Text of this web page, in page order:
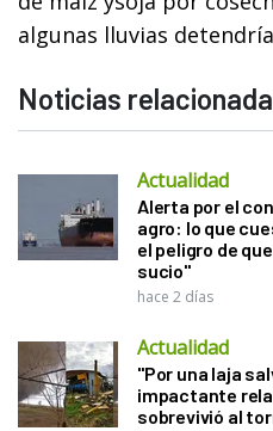
algunas lluvias
Noticias
Actualidad
Alerta por el
agro: lo que
el peligro de
sucio"
hace 2 días
Actualidad
"Por una laja
impactante
sobrevivió al